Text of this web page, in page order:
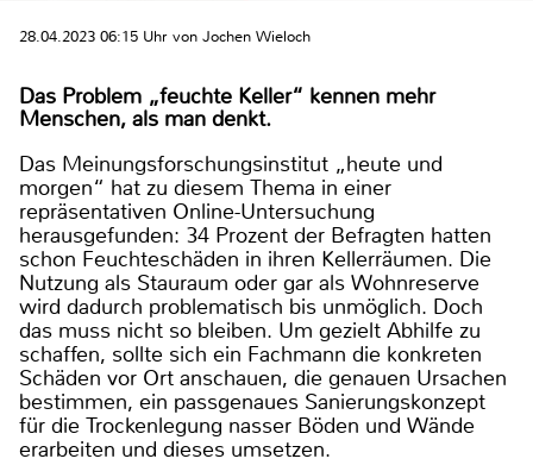
28.04.2023 06:15 Uhr von Jochen Wieloch
Das Problem „feuchte Keller“ kennen mehr
Menschen, als man denkt.
Das Meinungsforschungsinstitut „heute und
morgen“ hat zu diesem Thema in einer
repräsentativen Online-Untersuchung
herausgefunden: 34 Prozent der Befragten hatten
schon Feuchteschäden in ihren Kellerräumen. Die
Nutzung als Stauraum oder gar als Wohnreserve
wird dadurch problematisch bis unmöglich. Doch
das muss nicht so bleiben. Um gezielt Abhilfe zu
schaffen, sollte sich ein Fachmann die konkreten
Schäden vor Ort anschauen, die genauen Ursachen
bestimmen, ein passgenaues Sanierungskonzept
für die Trockenlegung nasser Böden und Wände
erarbeiten und dieses umsetzen.